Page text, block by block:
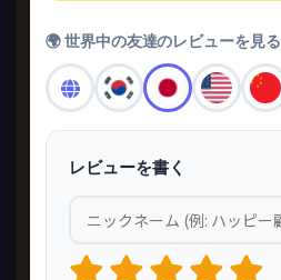
🌍 世界中の友達のレビューを見る
レビューを書く